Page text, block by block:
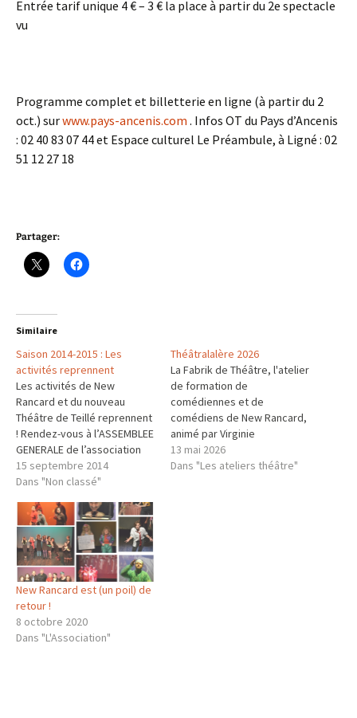
Entrée tarif unique 4 € – 3 € la place à partir du 2e spectacle
vu
Programme complet et billetterie en ligne (à partir du 2
oct.) surwww.pays-ancenis.com . Infos OT du Pays d’Ancenis
: 02 40 83 07 44 et Espace culturel Le Préambule, à Ligné : 02
51 12 27 18
Partager:
Similaire
Saison 2014-2015 : Les
activités reprennent
Les activités de New
Rancard et du nouveau
Théâtre de Teillé reprennent
! Rendez-vous à l’ASSEMBLEE
GENERALE de l’association
qui se déroulera le jeudi 18
septembre à partir de 19h30
A l’ordre du jour : 19h31 –
Rapport moral et d’activités
19h51 – Présentation des…
15 septembre 2014
Dans "Non classé"
Théâtralalère 2026
La Fabrik de Théâtre, l'atelier
de formation de
comédiennes et de
comédiens de New Rancard,
animé par Virginie
Frappart du groupe
artistique Alice présente son
13 mai 2026
Dans "Les ateliers théâtre"
New Rancard est (un poil) de
retour !
8 octobre 2020
Dans "L'Association"